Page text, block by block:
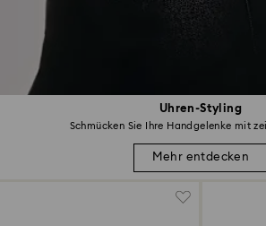
Uhren-Styling
Schmücken Sie Ihre Handgelenke mit
Mehr entdecken